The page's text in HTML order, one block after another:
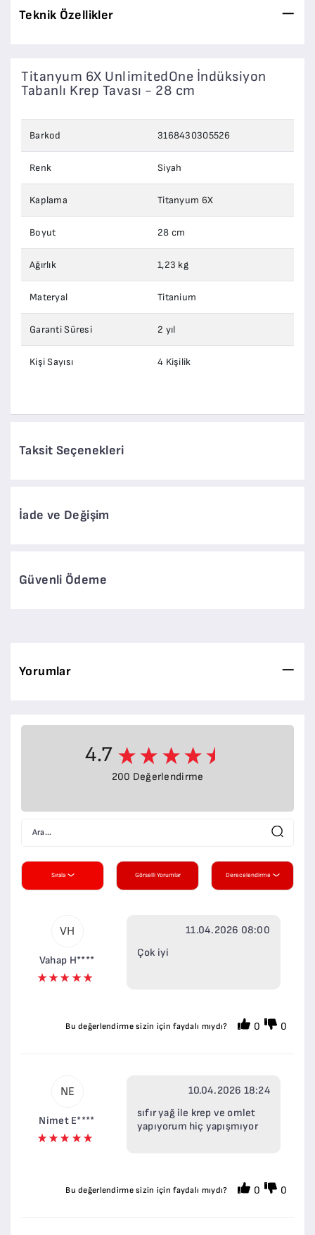
Teknik Özellikler
Titanyum 6X UnlimitedOne İndüksiyon
Tabanlı Krep Tavası - 28 cm
Barkod 3168430305526
Renk Siyah
Kaplama Titanyum 6X
Boyut 28 cm
Ağırlık 1,23 kg
Materyal Titanium
Garanti Süresi 2 yıl
Kişi Sayısı 4 Kişilik
Taksit Seçenekleri
İade ve Değişim
Güvenli Ödeme
Yorumlar
4.7
200 Değerlendirme
Sırala Görselli Yorumlar Derecelendirme
VH
Vahap H****
11.04.2026 08:00
Çok iyi
Bu değerlendirme sizin için faydalı mıydı? 0 0
NE
Nimet E****
10.04.2026 18:24
sıfır yağ ile krep ve omlet
yapıyorum hiç yapışmıyor
Bu değerlendirme sizin için faydalı mıydı? 0 0